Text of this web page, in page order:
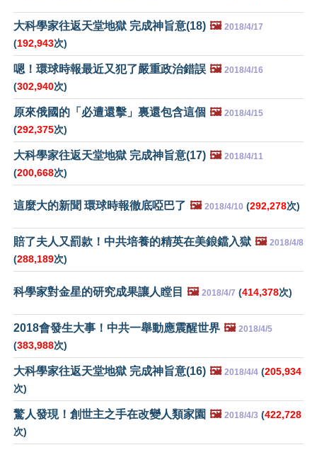
大科學家往返天堂地獄 完成神旨意(18) 🖼️ 2018/4/17
(192,943次)
嗯！環球時報最近又犯了嚴重政治錯誤 🖼️ 2018/4/16
(302,940次)
原來俄國的「必遭還擊」裏還包含這個 🖼️ 2018/4/15
(292,375次)
大科學家往返天堂地獄 完成神旨意(17) 🖼️ 2018/4/11
(200,668次)
這麼大的新聞 環球時報徹底啞巴了 🖼️ 2018/4/10 (292,278次)
賠了夫人又罰款！中共培養的精英在美鋃鐺入獄 🖼️ 2018/4/8
(288,189次)
科學家對金星的研究成果讓人瞠目 🖼️ 2018/4/7 (414,378次)
2018會發生大事！中共一舉動應震醒世界 🖼️ 2018/4/5
(383,988次)
大科學家往返天堂地獄 完成神旨意(16) 🖼️ 2018/4/4 (205,934
次)
驚人發現！創世主之手在改變人類家園 🖼️ 2018/4/3 (422,728
次)